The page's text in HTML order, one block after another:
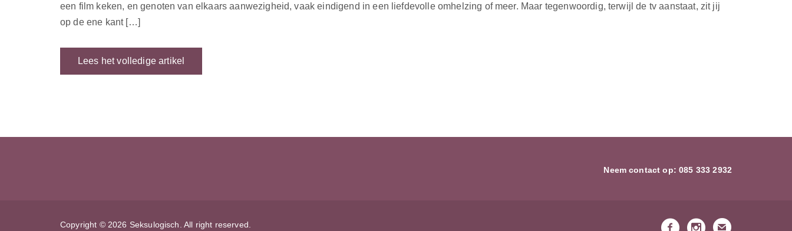
een film keken, en genoten van elkaars aanwezigheid, vaak eindigend in een liefdevolle omhelzing of meer. Maar tegenwoordig, terwijl de tv aanstaat, zit jij
op de ene kant […]
Lees het volledige artikel
Neem contact op:085 333 2932
Copyright © 2026 Seksulogisch. All right reserved.